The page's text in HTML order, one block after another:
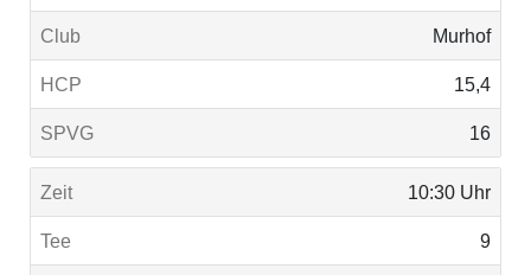
Murhof
15,4
16
10:30 Uhr
9